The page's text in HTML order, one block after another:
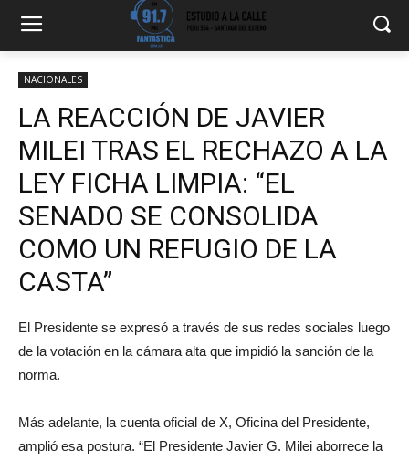
NACIONALES
LA REACCIÓN DE JAVIER
MILEI TRAS EL RECHAZO A LA
LEY FICHA LIMPIA: “EL
SENADO SE CONSOLIDA
COMO UN REFUGIO DE LA
CASTA”
El Presidente se expresó a través de sus redes sociales luego
de la votación en la cámara alta que impidió la sanción de la
norma.
Más adelante, la cuenta oficial de X, Oficina del Presidente,
amplió esa postura. “El Presidente Javier G. Milei aborrece la